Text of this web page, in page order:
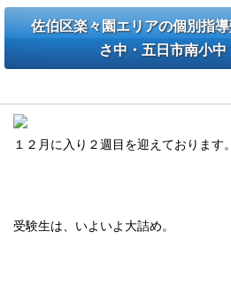
佐伯区楽々園エリアの個別指
さ中・五日市南小
１２月に入り２週目を迎えております。
受験生は、いよいよ大詰め。